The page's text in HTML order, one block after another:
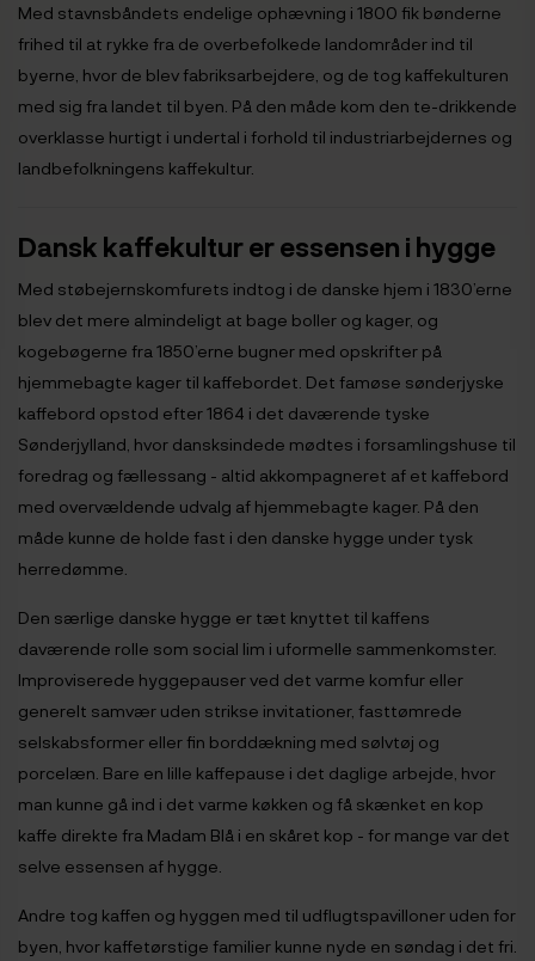
Med stavnsbåndets endelige ophævning i 1800 fik bønderne
frihed til at rykke fra de overbefolkede landområder ind til
byerne, hvor de blev fabriksarbejdere, og de tog kaffekulturen
med sig fra landet til byen. På den måde kom den te-drikkende
overklasse hurtigt i undertal i forhold til industriarbejdernes og
landbefolkningens kaffekultur.
Dansk kaffekultur er essensen i hygge
Med støbejernskomfurets indtog i de danske hjem i 1830’erne
blev det mere almindeligt at bage boller og kager, og
kogebøgerne fra 1850’erne bugner med opskrifter på
hjemmebagte kager til kaffebordet. Det famøse sønderjyske
kaffebord opstod efter 1864 i det daværende tyske
Sønderjylland, hvor dansksindede mødtes i forsamlingshuse til
foredrag og fællessang - altid akkompagneret af et kaffebord
med overvældende udvalg af hjemmebagte kager. På den
måde kunne de holde fast i den danske hygge under tysk
herredømme.
Den særlige danske hygge er tæt knyttet til kaffens
daværende rolle som social lim i uformelle sammenkomster.
Improviserede hyggepauser ved det varme komfur eller
generelt samvær uden strikse invitationer, fasttømrede
selskabsformer eller fin borddækning med sølvtøj og
porcelæn. Bare en lille kaffepause i det daglige arbejde, hvor
man kunne gå ind i det varme køkken og få skænket en kop
kaffe direkte fra Madam Blå i en skåret kop - for mange var det
selve essensen af hygge.
Andre tog kaffen og hyggen med til udflugtspavilloner uden for
byen, hvor kaffetørstige familier kunne nyde en søndag i det fri.